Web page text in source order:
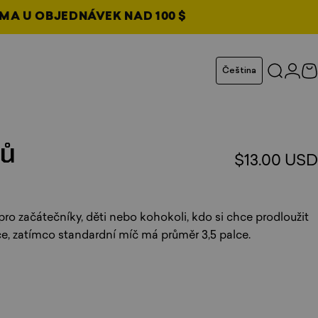
U OBJEDNÁVEK NAD 100 $
Jazyk
Čeština
Hledat
$13.00 USD
recenzí
začátečníky, děti nebo kohokoli, kdo si chce prodloužit
zatímco standardní míč má průměr 3,5 palce.